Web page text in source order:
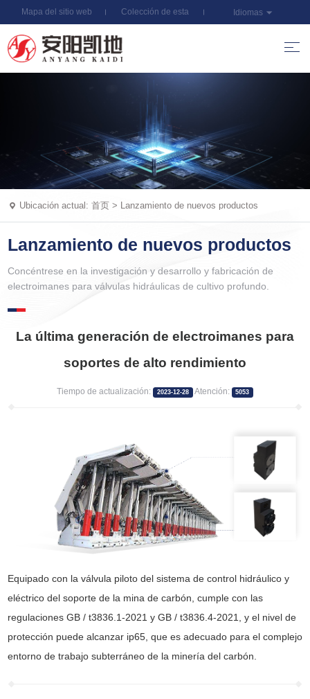
Mapa del sitio web Colección de esta Idiomas
Ubicación actual: 首页 > Lanzamiento de nuevos productos
Lanzamiento de nuevos productos
Concéntrese en la investigación y desarrollo y fabricación de
electroimanes para válvulas hidráulicas de cultivo profundo.
La última generación de electroimanes para
soportes de alto rendimiento
Tiempo de actualización: 2023-12-28 Atención: 5053
Equipado con la válvula piloto del sistema de control hidráulico y
eléctrico del soporte de la mina de carbón, cumple con las
regulaciones GB / t3836.1-2021 y GB / t3836.4-2021, y el nivel de
protección puede alcanzar ip65, que es adecuado para el complejo
entorno de trabajo subterráneo de la minería del carbón.